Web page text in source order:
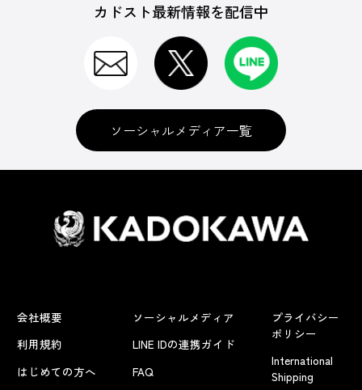
カドスト最新情報を配信中
ソーシャルメディア一覧
会社概要
利用規約
はじめての方へ
ソーシャルメディア
LINE IDの連携ガイド
FAQ
プライバシー
ポリシー
International
Shipping